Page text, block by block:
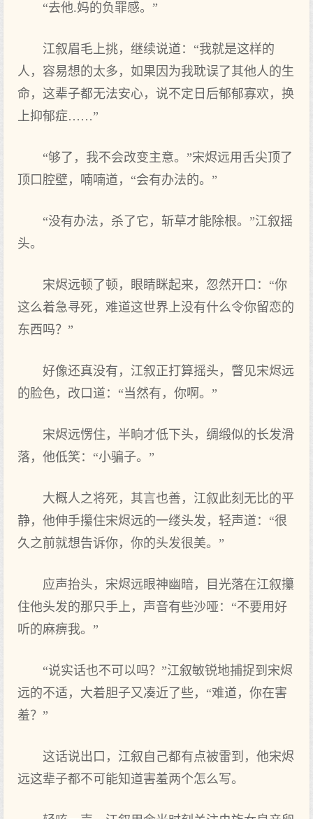
“去他.妈的负罪感。”
江叙眉毛上挑，继续说道：“我就是这样的
人，容易想的太多，如果因为我耽误了其他人的生
命，这辈子都无法安心，说不定日后郁郁寡欢，换
上抑郁症……”
“够了，我不会改变主意。”宋烬远用舌尖顶了
顶口腔壁，喃喃道，“会有办法的。”
“没有办法，杀了它，斩草才能除根。”江叙摇
头。
宋烬远顿了顿，眼睛眯起来，忽然开口：“你
这么着急寻死，难道这世界上没有什么令你留恋的
东西吗？”
好像还真没有，江叙正打算摇头，瞥见宋烬远
的脸色，改口道：“当然有，你啊。”
宋烬远愣住，半晌才低下头，绸缎似的长发滑
落，他低笑：“小骗子。”
大概人之将死，其言也善，江叙此刻无比的平
静，他伸手攥住宋烬远的一缕头发，轻声道：“很
久之前就想告诉你，你的头发很美。”
应声抬头，宋烬远眼神幽暗，目光落在江叙攥
住他头发的那只手上，声音有些沙哑：“不要用好
听的麻痹我。”
“说实话也不可以吗？”江叙敏锐地捕捉到宋烬
远的不适，大着胆子又凑近了些，“难道，你在害
羞？”
这话说出口，江叙自己都有点被雷到，他宋烬
远这辈子都不可能知道害羞两个怎么写。